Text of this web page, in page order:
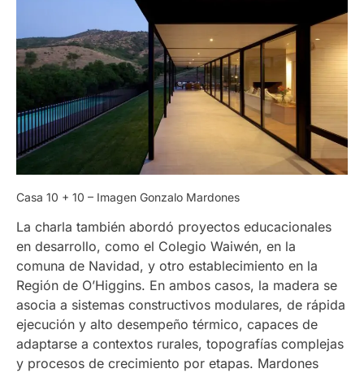
Casa 10 + 10 – Imagen Gonzalo Mardones
La charla también abordó proyectos educacionales
en desarrollo, como el Colegio Waiwén, en la
comuna de Navidad, y otro establecimiento en la
Región de O’Higgins. En ambos casos, la madera se
asocia a sistemas constructivos modulares, de rápida
ejecución y alto desempeño térmico, capaces de
adaptarse a contextos rurales, topografías complejas
y procesos de crecimiento por etapas. Mardones